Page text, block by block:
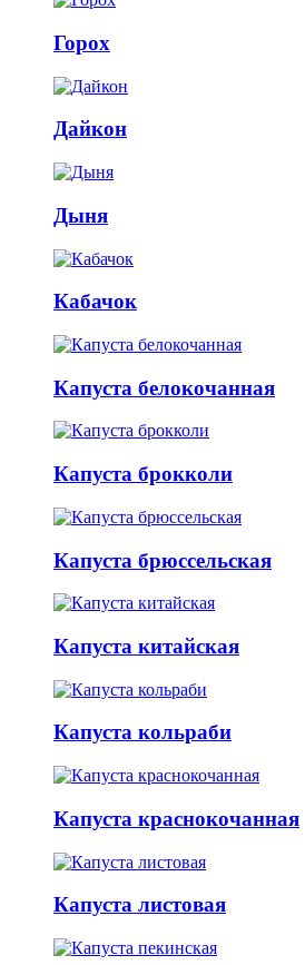
Горох
Дайкон
Дыня
Кабачок
Капуста белокочанная
Капуста брокколи
Капуста брюссельская
Капуста китайская
Капуста кольраби
Капуста краснокочанная
Капуста листовая